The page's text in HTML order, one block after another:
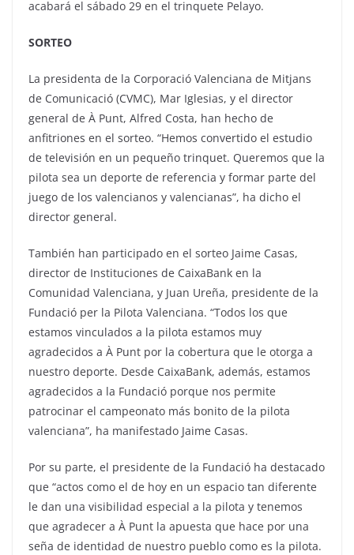
acabará el sábado 29 en el trinquete Pelayo.
SORTEO
La presidenta de la Corporació Valenciana de Mitjans
de Comunicació (CVMC), Mar Iglesias, y el director
general de À Punt, Alfred Costa, han hecho de
anfitriones en el sorteo. “Hemos convertido el estudio
de televisión en un pequeño trinquet. Queremos que la
pilota sea un deporte de referencia y formar parte del
juego de los valencianos y valencianas”, ha dicho el
director general.
También han participado en el sorteo Jaime Casas,
director de Instituciones de CaixaBank en la
Comunidad Valenciana, y Juan Ureña, presidente de la
Fundació per la Pilota Valenciana. “Todos los que
estamos vinculados a la pilota estamos muy
agradecidos a À Punt por la cobertura que le otorga a
nuestro deporte. Desde CaixaBank, además, estamos
agradecidos a la Fundació porque nos permite
patrocinar el campeonato más bonito de la pilota
valenciana”, ha manifestado Jaime Casas.
Por su parte, el presidente de la Fundació ha destacado
que “actos como el de hoy en un espacio tan diferente
le dan una visibilidad especial a la pilota y tenemos
que agradecer a À Punt la apuesta que hace por una
seña de identidad de nuestro pueblo como es la pilota.